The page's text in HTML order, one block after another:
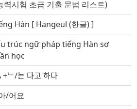
đường hàng không
đường sắt
đường thủy phần 1
đường thủy phần 2
nhà nghỉ
Giao thông phần 1
시험 초급 기출 문법 리스트)
Hàn [ Hangeul (한글) ]
trúc ngữ pháp tiếng Hàn sơ
học
는 다고 하다
/어요